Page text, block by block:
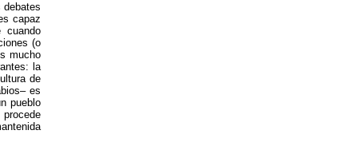
capaz
cuando
(o
mucho
la
de
es
pueblo